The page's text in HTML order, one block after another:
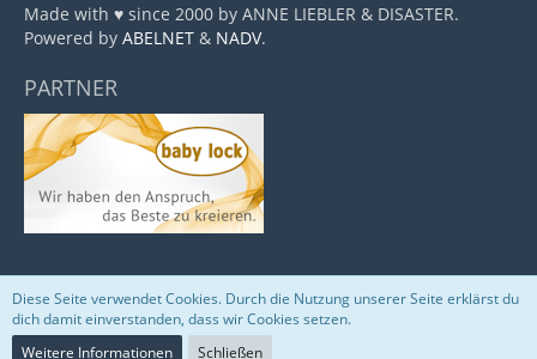
Made with ♥ since 2000 by ANNE LIEBLER & DISASTER.
Powered by ABELNET & NADV.
PARTNER
Community-Software:WoltLab Suite™
Diese Seite verwendet Cookies. Durch die Nutzung unserer Seite erklärst du
dich damit einverstanden, dass wir Cookies setzen.
Weitere Informationen
Schließen